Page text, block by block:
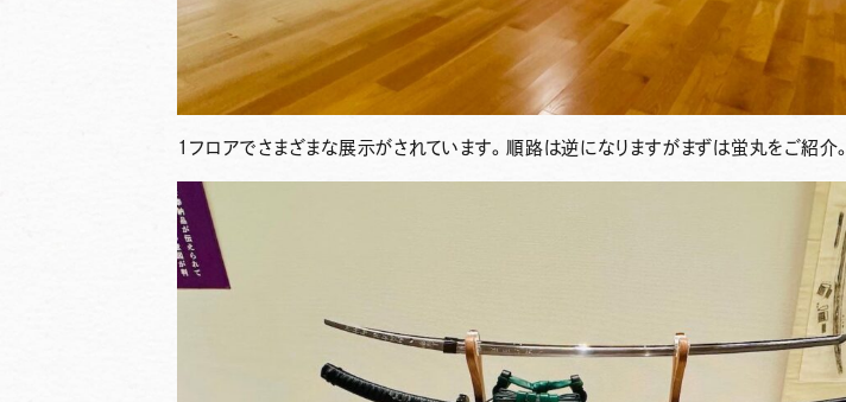
1フロアでさまざまな展示がされています。順路は逆になりますがまずは蛍丸をご紹介。